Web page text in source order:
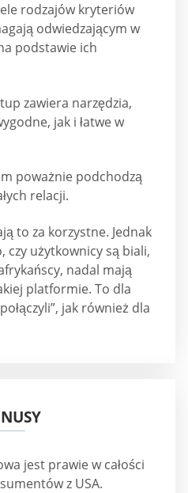
rodzajów kryteriów
odwiedzającym w
podstawie ich
zawiera narzędzia,
jak i łatwe w
poważnie podchodzą
relacji.
to za korzystne. Jednak
czy użytkownicy są biali,
nadal mają
platformie. To dla
jak również dla
jest prawie w całości
z USA.